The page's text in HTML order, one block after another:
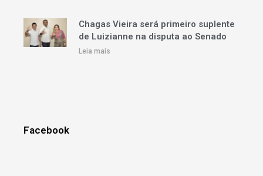
Chagas Vieira será primeiro suplente
de Luizianne na disputa ao Senado
Leia mais
Facebook